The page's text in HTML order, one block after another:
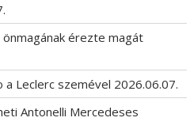
érezte magát
a Leclerc szemével 2026.06.07.
Antonelli Mercedeses